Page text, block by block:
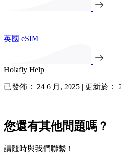
英國 eSIM
Holafly Help |
已發佈： 24 6 月, 2025 | 更新於：
您還有其他問題嗎？
請隨時與我們聯繫！